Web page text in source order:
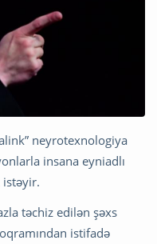
neyrotexnologiya
insana eyniadlı
təchiz edilən şəxs
istifadə